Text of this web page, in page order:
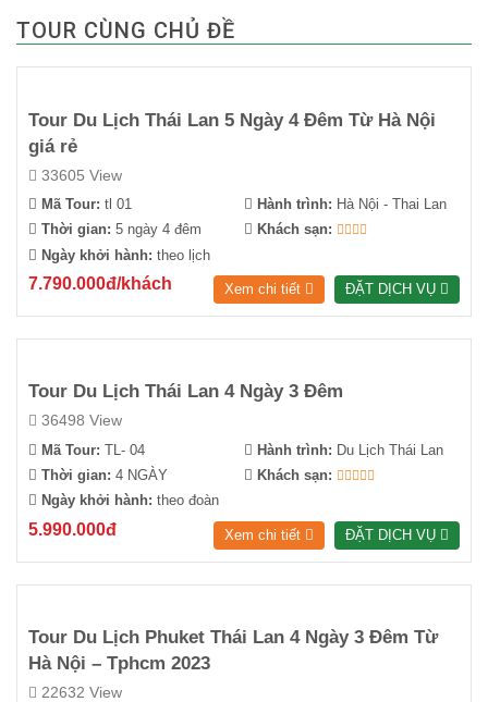
TOUR CÙNG CHỦ ĐỀ
Tour Du Lịch Thái Lan 5 Ngày 4 Đêm Từ Hà Nội
giá rẻ
33605 View
Mã Tour: tl 01
Thời gian: 5 ngày 4 đêm
Ngày khởi hành: theo lịch
Hành trình: Hà Nội - Thai Lan
Khách sạn:
7.790.000đ/khách Xem chi tiết ĐẶT DỊCH VỤ
Tour Du Lịch Thái Lan 4 Ngày 3 Đêm
36498 View
Mã Tour: TL- 04
Thời gian: 4 NGÀY
Ngày khởi hành: theo đoàn
Hành trình: Du Lịch Thái Lan
Khách sạn:
5.990.000đ Xem chi tiết ĐẶT DỊCH VỤ
Tour Du Lịch Phuket Thái Lan 4 Ngày 3 Đêm Từ
Hà Nội – Tphcm 2023
22632 View